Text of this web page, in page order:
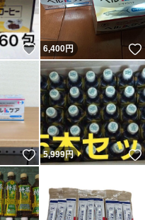
いいね！
6,400円
いいね！
5,999円